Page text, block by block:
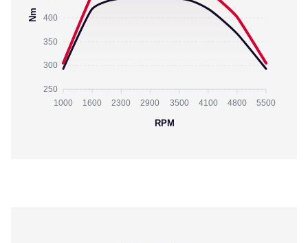
400
350
300
250
Nm
1000 1600 2300 2900 3500 4100 4800 5500
RPM